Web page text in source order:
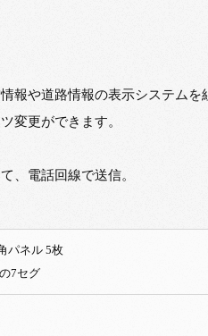
報や道路情報の表示システムを
変更ができます。
、電話回線で送信。
320mm角
7セグ